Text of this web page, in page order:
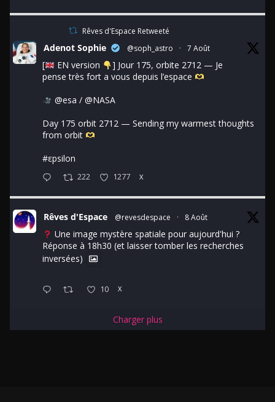
Rêves d'Espace Retweeté
Adenot Sophie @soph_astro · 7 Août
[ EN version
] Jour 175, orbite 2712 — Je
pense très fort a vous depuis l’espace
@esa / @NASA
Day 175 orbit 2712 — Sending my warmest thoughts
from orbit
#εpsilon
222 1277 X
Rêves d'Espace @revesdespace · 8 Août
Une image mystère spatiale pour aujourd'hui ?
Réponse à 18h30 (et laisser tomber les recherches
inversées)
10 X
Charger plus